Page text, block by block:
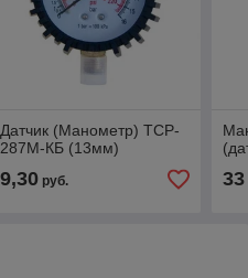
Датчик (Манометр) TCP-
287М-КБ (13мм)
9,30руб. 33